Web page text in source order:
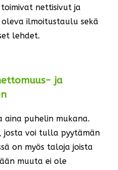
nettisivut ja
ilmoitustaulu sekä
lehdet.
ja
aina puhelin mukana.
josta voi tulla pyytämän
on myös taloja joista
muuta ei ole